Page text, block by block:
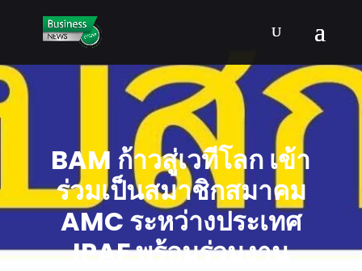
BAM ก้าวสู่เวทีโลก เข้า
ร่วมเป็นสมาชิกสมาคม
AMC ระหว่างประเทศ
IPAF พร้อมร่วมงาน